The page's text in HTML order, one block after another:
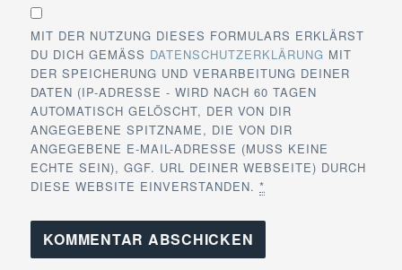
MIT DER NUTZUNG DIESES FORMULARS ERKLÄRST
DU DICH GEMÄSS DATENSCHUTZERKLÄRUNG MIT
DER SPEICHERUNG UND VERARBEITUNG DEINER
DATEN (IP-ADRESSE - WIRD NACH 60 TAGEN
AUTOMATISCH GELÖSCHT, DER VON DIR
ANGEGEBENE SPITZNAME, DIE VON DIR
ANGEGEBENE E-MAIL-ADRESSE (MUSS KEINE
ECHTE SEIN), GGF. URL DEINER WEBSEITE) DURCH
DIESE WEBSITE EINVERSTANDEN.*